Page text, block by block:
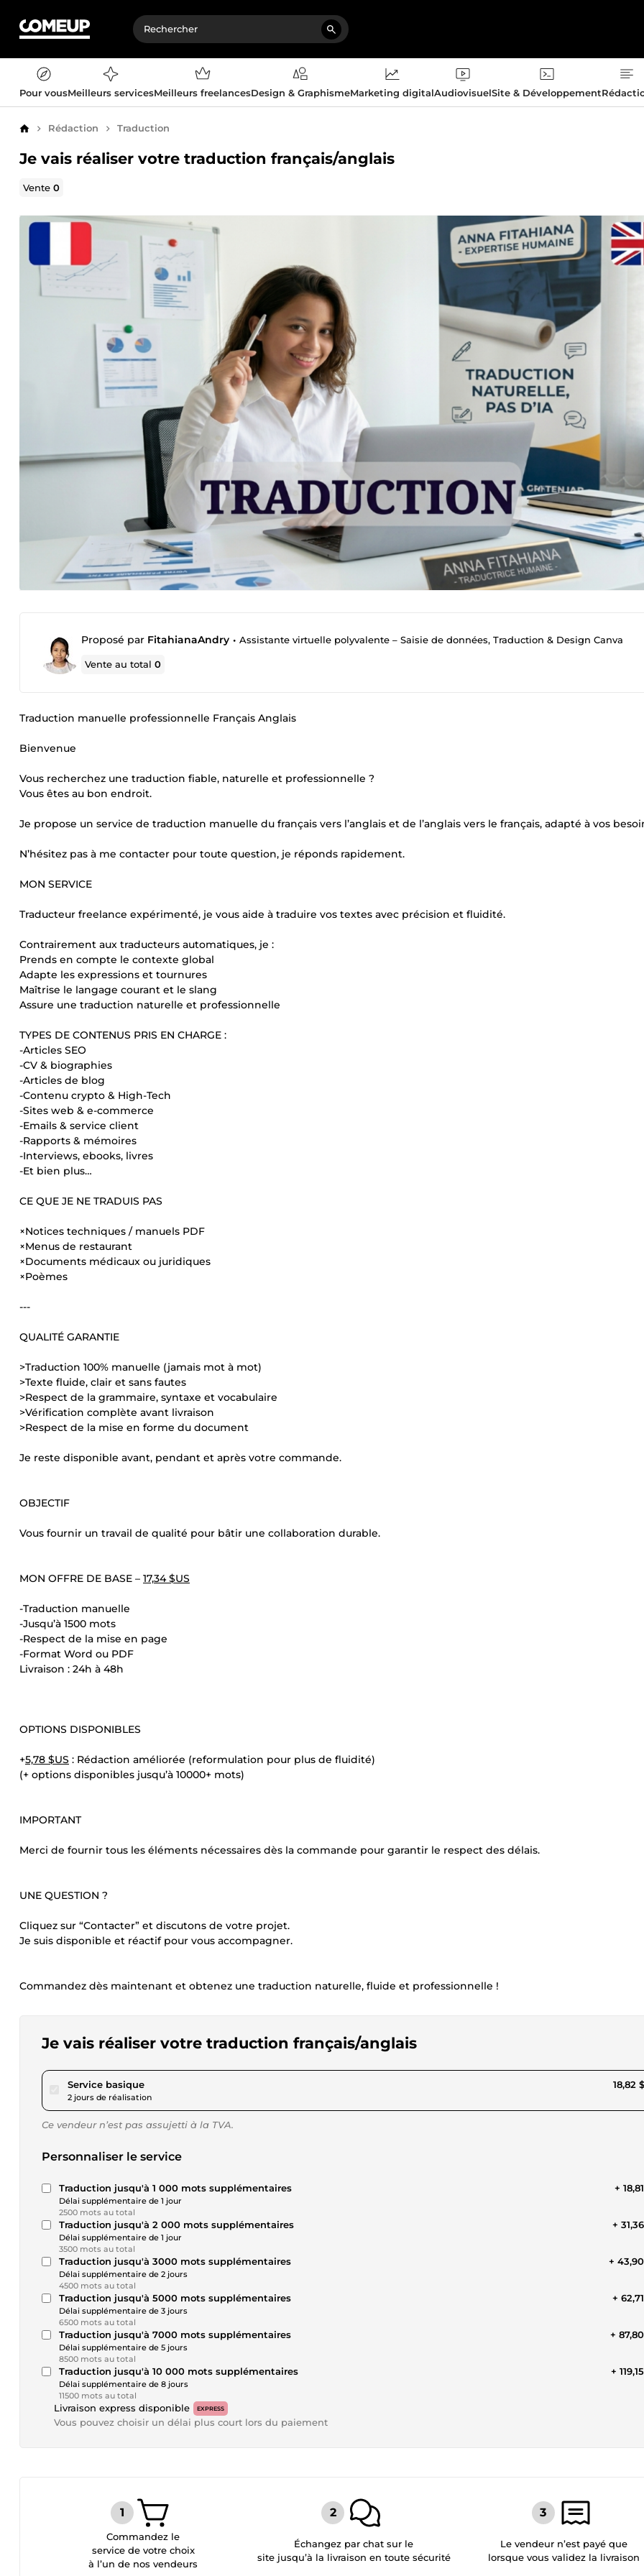
Pour vousMeilleurs servicesMeilleurs freelancesDesign & GraphismeMarketing digitalAudiovisuelSite & Développement
AccueilRédaction Traduction
Je vais réaliser votre traduction français/anglais
Vente0
Proposé par FitahianaAndry • Assistante virtuelle polyvalente – Saisie de données, Traduction & Design Canva
Vente au total0
Traduction manuelle professionnelle Français Anglais
Bienvenue
Vous recherchez une traduction fiable, naturelle et professionnelle ?
Vous êtes au bon endroit.
Je propose un service de traduction manuelle du français vers l’anglais et de l’anglais vers le français, adapté à vos
N’hésitez pas à me contacter pour toute question, je réponds rapidement.
MON SERVICE
Traducteur freelance expérimenté, je vous aide à traduire vos textes avec précision et fluidité.
Contrairement aux traducteurs automatiques, je :
Prends en compte le contexte global
Adapte les expressions et tournures
Maîtrise le langage courant et le slang
Assure une traduction naturelle et professionnelle
TYPES DE CONTENUS PRIS EN CHARGE :
-Articles SEO
-CV & biographies
-Articles de blog
-Contenu crypto & High-Tech
-Sites web & e-commerce
-Emails & service client
-Rapports & mémoires
-Interviews, ebooks, livres
-Et bien plus…
CE QUE JE NE TRADUIS PAS
×Notices techniques / manuels PDF
×Menus de restaurant
×Documents médicaux ou juridiques
×Poèmes
---
QUALITÉ GARANTIE
>Traduction 100% manuelle (jamais mot à mot)
>Texte fluide, clair et sans fautes
>Respect de la grammaire, syntaxe et vocabulaire
>Vérification complète avant livraison
>Respect de la mise en forme du document
Je reste disponible avant, pendant et après votre commande.
OBJECTIF
Vous fournir un travail de qualité pour bâtir une collaboration durable.
MON OFFRE DE BASE – 17,34 $US
-Traduction manuelle
-Jusqu’à 1500 mots
-Respect de la mise en page
-Format Word ou PDF
Livraison : 24h à 48h
OPTIONS DISPONIBLES
+5,78 $US : Rédaction améliorée (reformulation pour plus de fluidité)
(+ options disponibles jusqu’à 10000+ mots)
IMPORTANT
Merci de fournir tous les éléments nécessaires dès la commande pour garantir le respect des délais.
UNE QUESTION ?
Cliquez sur “Contacter” et discutons de votre projet.
Je suis disponible et réactif pour vous accompagner.
Commandez dès maintenant et obtenez une traduction naturelle, fluide et professionnelle !
Je vais réaliser votre traduction français/anglais
Service basiquepour 17,34 $US
2 jours de réalisation
18,82
Ce vendeur n’est pas assujetti à la TVA.
Personnaliser le service
Traduction jusqu'à 1 000 mots supplémentaires
Délai supplémentaire de 1 jour
2500 mots au total
+
Traduction jusqu'à 2 000 mots supplémentaires
Délai supplémentaire de 1 jour
3500 mots au total
+
Traduction jusqu'à 3000 mots supplémentaires
Délai supplémentaire de 2 jours
4500 mots au total
+
Traduction jusqu'à 5000 mots supplémentaires
Délai supplémentaire de 3 jours
6500 mots au total
+
Traduction jusqu'à 7000 mots supplémentaires
Délai supplémentaire de 5 jours
8500 mots au total
+
Traduction jusqu'à 10 000 mots supplémentaires
Délai supplémentaire de 8 jours
11500 mots au total
+
Livraison express disponible EXPRESS
Vous pouvez choisir un délai plus court lors du paiement
Commandez le
service de votre choix
à l’un de nos vendeurs
Échangez par chat sur le
site jusqu’à la livraison en toute sécurité
Le vendeur n’est payé que
lorsque vous validez la livraison